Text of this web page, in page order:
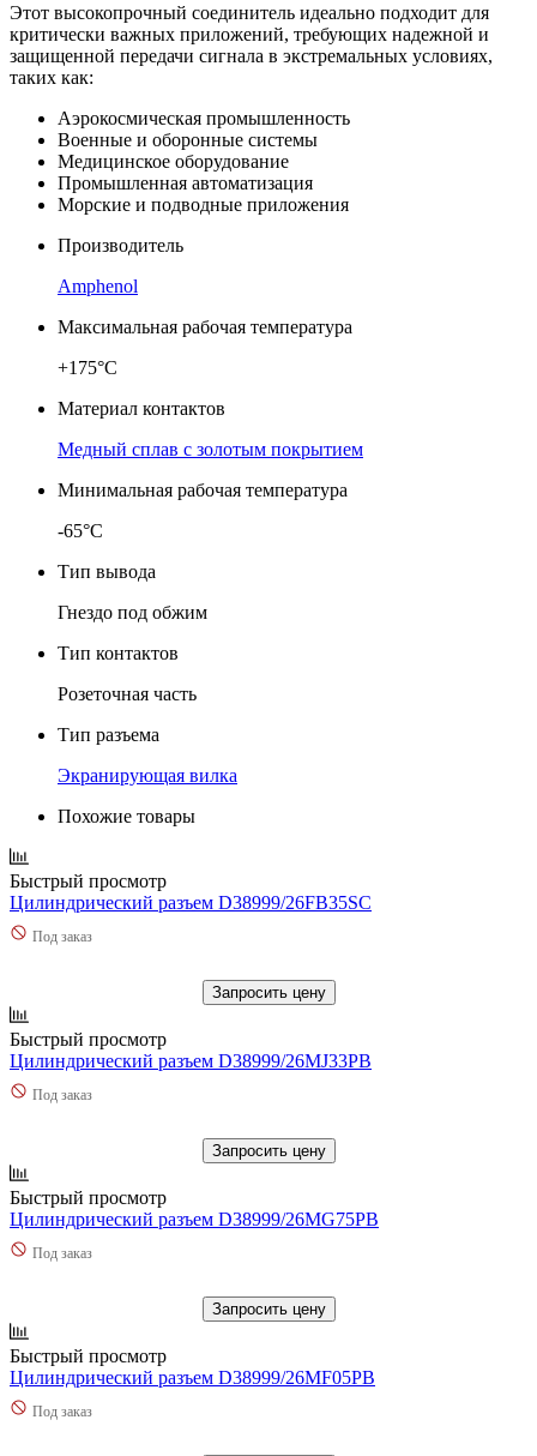
Этот высокопрочный соединитель идеально подходит для
критически важных приложений, требующих надежной и
защищенной передачи сигнала в экстремальных условиях,
таких как:
Аэрокосмическая промышленность
Военные и оборонные системы
Медицинское оборудование
Промышленная автоматизация
Морские и подводные приложения
Производитель
Amphenol
Максимальная рабочая температура
+175°C
Материал контактов
Медный сплав с золотым покрытием
Минимальная рабочая температура
-65°C
Тип вывода
Гнездо под обжим
Тип контактов
Розеточная часть
Тип разъема
Экранирующая вилка
Похожие товары
Быстрый просмотр
Цилиндрический разъем D38999/26FB35SC
Под заказ
Запросить цену
Быстрый просмотр
Цилиндрический разъем D38999/26MJ33PB
Под заказ
Запросить цену
Быстрый просмотр
Цилиндрический разъем D38999/26MG75PB
Под заказ
Запросить цену
Быстрый просмотр
Цилиндрический разъем D38999/26MF05PB
Под заказ